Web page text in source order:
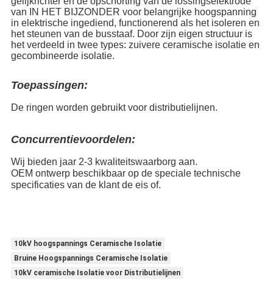
van IN HET BIJZONDER voor belangrijke hoogspanning
in elektrische ingediend, functionerend als het isoleren en
het steunen van de busstaaf. Door zijn eigen structuur is
het verdeeld in twee types: zuivere ceramische isolatie en
gecombineerde isolatie.
Toepassingen:
De ringen worden gebruikt voor distributielijnen.
Concurrentievoordelen:
Wij bieden jaar 2-3 kwaliteitswaarborg aan.
OEM ontwerp beschikbaar op de speciale technische
specificaties van de klant de eis of.
10kV hoogspannings Ceramische Isolatie
Bruine Hoogspannings Ceramische Isolatie
10kV ceramische Isolatie voor Distributielijnen